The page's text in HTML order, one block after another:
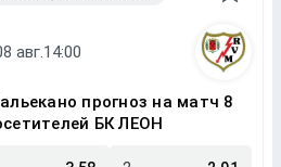
прогноз на матч 8
БК ЛЕОН